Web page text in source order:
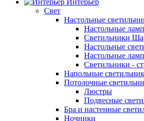
Интерьер
Свет
Настольные
Настольные
Светильники
Настольные
Настольные
Светильники -
Напольные
Потолочные
Люстры
Подвесные
Бра и настенные
Ночники